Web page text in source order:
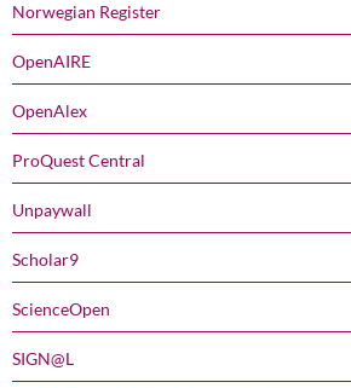
Norwegian Register
OpenAIRE
OpenAlex
ProQuest Central
Unpaywall
Scholar9
ScienceOpen
SIGN@L